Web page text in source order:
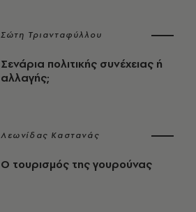
Σώτη Τριανταφύλλου
Σενάρια πολιτικής συνέχειας ή
αλλαγής;
Λεωνίδας Καστανάς
Ο τουρισμός της γουρούνας